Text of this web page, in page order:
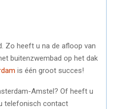
Zo heeft u na de afloop van
buitenzwembad op het dak
is één groot succes!
Amstel? Of heeft u
telefonisch contact